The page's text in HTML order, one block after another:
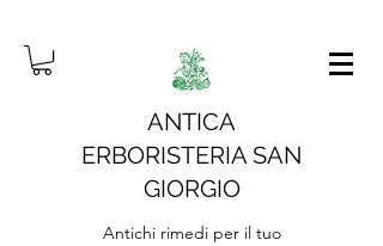
ANTICA
ERBORISTERIA SAN
GIORGIO
Antichi rimedi per il tuo